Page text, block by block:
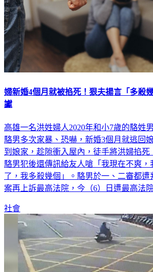
婦新婚4個月就被掐死！狠夫揚言「多殺
讞
高雄一名洪姓婦人2020年和小7歲的駱姓
駱男多次家暴、恐嚇，新婚3個月就逃回
到娘家，趁隙衝入屋內，徒手將洪婦掐死
駱男犯後還傳訊給友人嗆「我現在不爽，
了，我多殺幾個」。駱男於一、二審都
案再上訴最高法院，今（6）日遭最高法
社會